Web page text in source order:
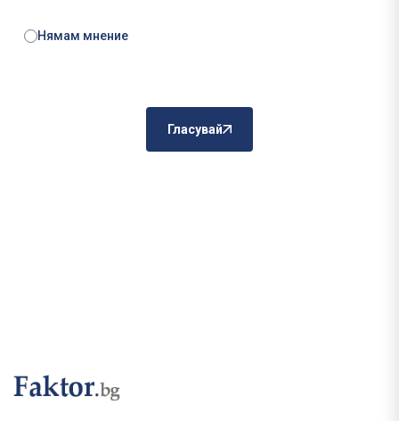
Нямам мнение
Гласувай